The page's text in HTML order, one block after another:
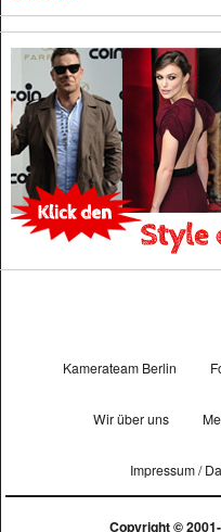
Kamerateam Berlin
Wir über uns
Impressum /
Copyright © 2001-